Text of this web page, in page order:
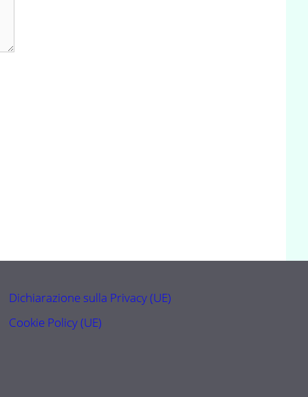
Dichiarazione sulla Privacy (UE)
Cookie Policy (UE)